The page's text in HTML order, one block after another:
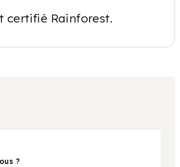
certifié Rainforest.
?